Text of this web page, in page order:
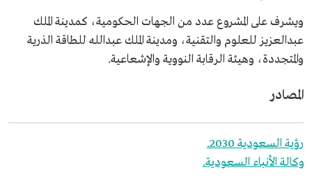
ويشرف على المشروع عدد من الجهات الحكومية، كمدينة الملك
عبدالعزيز للعلوم والتقنية، ومدينة الملك عبدالله للطاقة الذرية
والمتجددة، وهيئة الرقابة النووية والإشعاعية.
المصادر
رؤية السعودية 2030.
وكالة الأنباء السعودية.